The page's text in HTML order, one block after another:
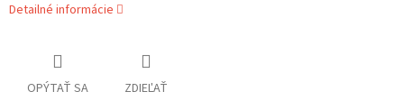
Detailné informácie
OPÝTAŤ SA ZDIEĽAŤ